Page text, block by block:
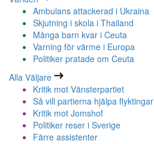
Ambulans attackerad i Ukraina
Skjutning i skola i Thailand
Många barn kvar i Ceuta
Varning för värme i Europa
Politiker pratade om Ceuta
Alla Väljare
Kritik mot Vänsterpartiet
Så vill partierna hjälpa flyktingar
Kritik mot Jomshof
Politiker reser i Sverige
Färre assistenter